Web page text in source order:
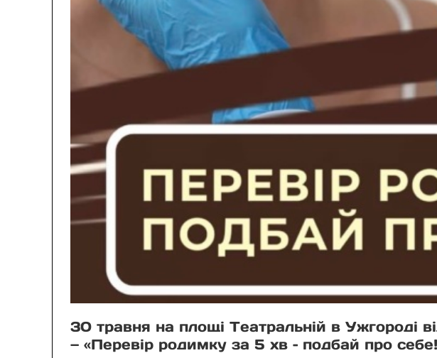
30 травня на площі Театральній в Ужгороді
— «Перевір родимку за 5 хв – подбай про